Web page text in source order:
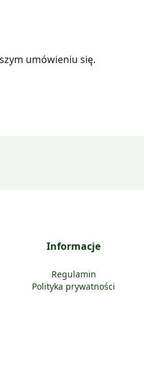
umówieniu się.
Informacje
Regulamin
Polityka prywatności